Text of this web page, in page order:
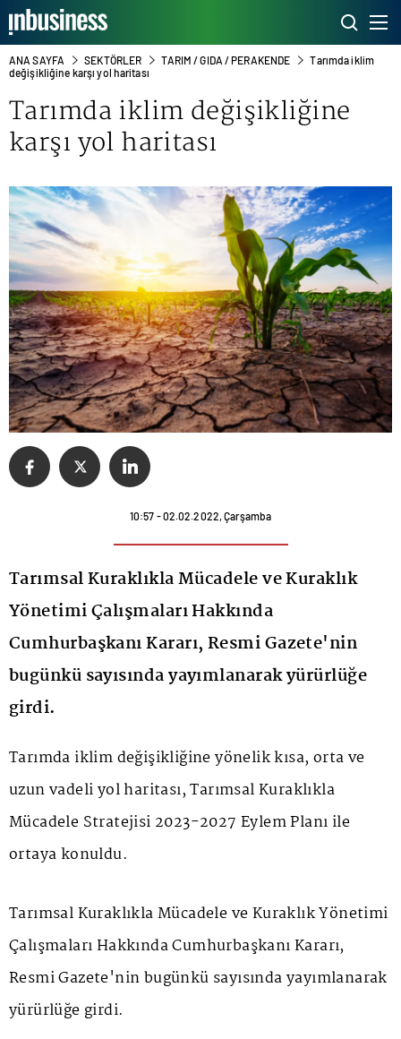
ANA SAYFA SEKTÖRLER TARIM / GIDA / PERAKENDE
Tarımda iklim
değişikliğine karşı yol haritası
Tarımda iklim değişikliğine
karşı yol haritası
10:57 - 02.02.2022, Çarşamba
Tarımsal Kuraklıkla Mücadele ve Kuraklık
Yönetimi Çalışmaları Hakkında
Cumhurbaşkanı Kararı, Resmi Gazete'nin
bugünkü sayısında yayımlanarak yürürlüğe
girdi.
Tarımda iklim değişikliğine yönelik kısa, orta ve
uzun vadeli yol haritası, Tarımsal Kuraklıkla
Mücadele Stratejisi 2023-2027 Eylem Planı ile
ortaya konuldu.
Tarımsal Kuraklıkla Mücadele ve Kuraklık Yönetimi
Çalışmaları Hakkında Cumhurbaşkanı Kararı,
Resmi Gazete'nin bugünkü sayısında yayımlanarak
yürürlüğe girdi.